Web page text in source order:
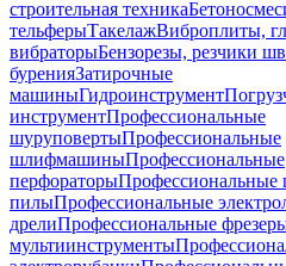
строительная техника
тельферыТакелажВиброплиты,
вибраторыБензорезы, резчики
буренияЗатирочные
машиныГидроинструмент
инструментПрофессиональные
шуруповертыПрофессиональные
шлифмашиныПрофессиональные
перфораторыПрофессиональные
пилыПрофессиональные
дрелиПрофессиональные
мультиинструменты